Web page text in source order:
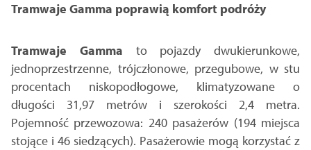
Tramwaje Gamma poprawią komfort podróży
Tramwaje Gamma to pojazdy dwukierunkowe,
jednoprzestrzenne, trójczłonowe, przegubowe, w stu
procentach niskopodłogowe, klimatyzowane o
długości 31,97 metrów i szerokości 2,4 metra.
Pojemność przewozowa: 240 pasażerów (194 miejsca
stojące i 46 siedzących). Pasażerowie mogą korzystać z